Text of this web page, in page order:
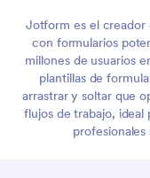
Jotform es el creador
con formularios
millones de usuarios
plantillas de
arrastrar y soltar que
flujos de trabajo, ideal